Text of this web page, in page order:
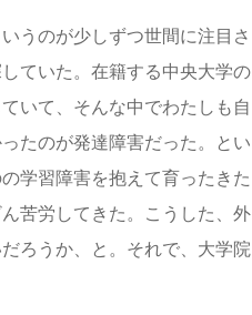
うのが少しずつ世間に注目さ
ていた。在籍する中央大学の
いて、そんな中でわたしも自
たのが発達障害だった。とい
学習障害を抱えて育ったきた
苦労してきた。こうした、外
ろうか、と。それで、大学院